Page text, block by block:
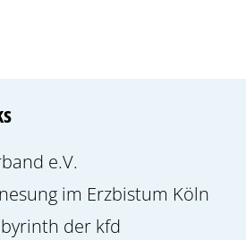
e.V.
im Erzbistum Köln
der kfd